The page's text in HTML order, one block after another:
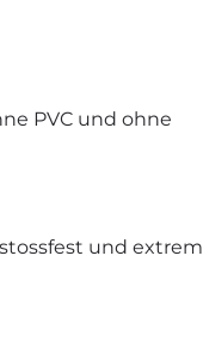
PVC und ohne
und extrem